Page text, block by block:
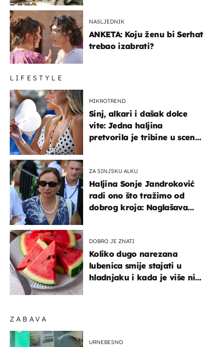
ZABAVA
URNEBESNO
NASLJEDNIK
ANKETA: Koju ženu bi Serhat
trebao izabrati?
LIFESTYLE
MIKROTREND
Sinj, alkari i dašak dolce
vite: Jedna haljina
pretvorila je tribine u scenu
ZA SINJSKU ALKU
Haljina Sonje Jandroković
radi ono što tražimo od
dobrog kroja: Naglašava
DOBRO JE ZNATI
Koliko dugo narezana
lubenica smije stajati u
hladnjaku i kada je više nije